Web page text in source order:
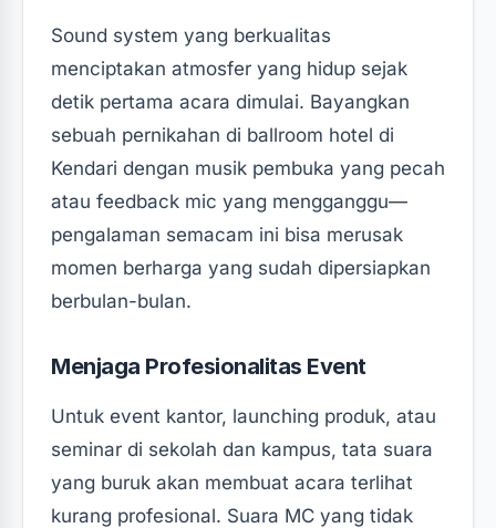
Sound system yang berkualitas
menciptakan atmosfer yang hidup sejak
detik pertama acara dimulai. Bayangkan
sebuah pernikahan di ballroom hotel di
Kendari dengan musik pembuka yang pecah
atau feedback mic yang mengganggu—
pengalaman semacam ini bisa merusak
momen berharga yang sudah dipersiapkan
berbulan-bulan.
Menjaga Profesionalitas Event
Untuk event kantor, launching produk, atau
seminar di sekolah dan kampus, tata suara
yang buruk akan membuat acara terlihat
kurang profesional. Suara MC yang tidak